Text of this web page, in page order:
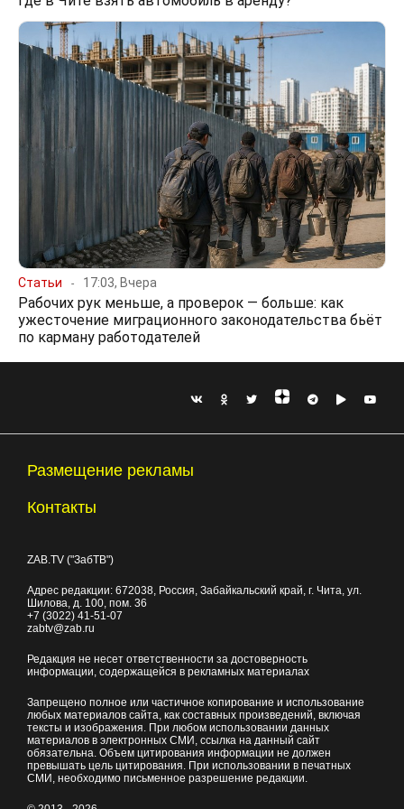
Статьи 17:03, Вчера
Рабочих рук меньше, а проверок — больше: как
ужесточение миграционного законодательства бьёт
по карману работодателей
Размещение рекламы
Контакты
ZAB.TV ("ЗабТВ")
Адрес редакции: 672038, Россия, Забайкальский край, г. Чита, ул.
Шилова, д. 100, пом. 36
+7 (3022) 41-51-07
zabtv@zab.ru
Редакция не несет ответственности за достоверность
информации, содержащейся в рекламных материалах
Запрещено полное или частичное копирование и использование
любых материалов сайта, как составных произведений, включая
тексты и изображения. При любом использовании данных
материалов в электронных СМИ, ссылка на данный сайт
обязательна. Объем цитирования информации не должен
превышать цель цитирования. При использовании в печатных
СМИ, необходимо письменное разрешение редакции.